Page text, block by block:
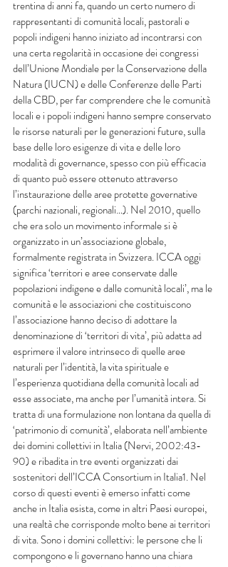
trentina di anni fa, quando un certo numero di
rappresentanti di comunità locali, pastorali e
popoli indigeni hanno iniziato ad incontrarsi con
una certa regolarità in occasione dei congressi
dell’Unione Mondiale per la Conservazione della
Natura (IUCN) e delle Conferenze delle Parti
della CBD, per far comprendere che le comunità
locali e i popoli indigeni hanno sempre conservato
le risorse naturali per le generazioni future, sulla
base delle loro esigenze di vita e delle loro
modalità di governance, spesso con più efficacia
di quanto può essere ottenuto attraverso
l’instaurazione delle aree protette governative
(parchi nazionali, regionali…). Nel 2010, quello
che era solo un movimento informale si è
organizzato in un’associazione globale,
formalmente registrata in Svizzera. ICCA oggi
significa ‘territori e aree conservate dalle
popolazioni indigene e dalle comunità locali’, ma le
comunità e le associazioni che costituiscono
l’associazione hanno deciso di adottare la
denominazione di ‘territori di vita’, più adatta ad
esprimere il valore intrinseco di quelle aree
naturali per l’identità, la vita spirituale e
l’esperienza quotidiana della comunità locali ad
esse associate, ma anche per l’umanità intera. Si
tratta di una formulazione non lontana da quella di
‘patrimonio di comunità’, elaborata nell’ambiente
dei domini collettivi in Italia (Nervi, 2002:43-
90) e ribadita in tre eventi organizzati dai
sostenitori dell’ICCA Consortium in Italia1. Nel
corso di questi eventi è emerso infatti come
anche in Italia esista, come in altri Paesi europei,
una realtà che corrisponde molto bene ai territori
di vita. Sono i domini collettivi: le persone che li
compongono e li governano hanno una chiara